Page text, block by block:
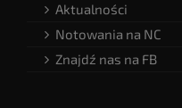
Aktualności
Notowania na NC
Znajdź nas na FB